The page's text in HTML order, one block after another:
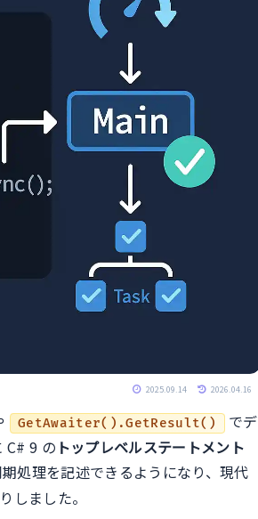
2025.09.14 2026.04.16
GetAwaiter().GetResult()
でデ
C# 9 の トップレベルステートメント
処理を記述できるようになり、現代
しました。